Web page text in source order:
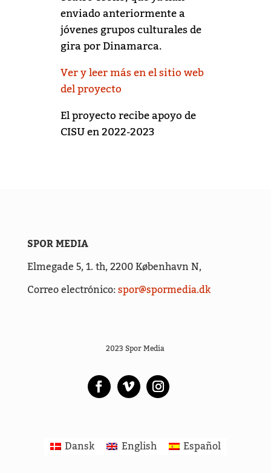
enviado anteriormente a
jóvenes grupos culturales de
gira por Dinamarca.
Ver y leer más en el sitio web
del proyecto
El proyecto recibe apoyo de
CISU en 2022-2023
SPOR MEDIA
Elmegade 5, 1. th,2200 København N,
Correo electrónico:spor@spormedia.dk
2023 Spor Media
Dansk English Español